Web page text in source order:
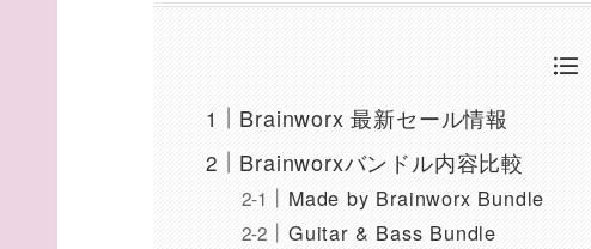
Brainworx 最新セール情報
Brainworxバンドル内容比較
Made by Brainworx Bundle
Guitar & Bass Bundle